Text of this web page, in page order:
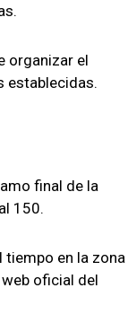
organizar el
establecidas.
final de la
150.
en la
oficial del